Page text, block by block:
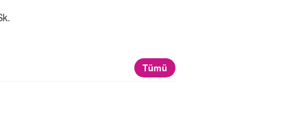
Tümü